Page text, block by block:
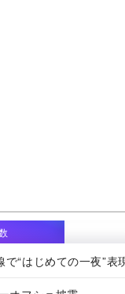
で“はじめての一夜”表